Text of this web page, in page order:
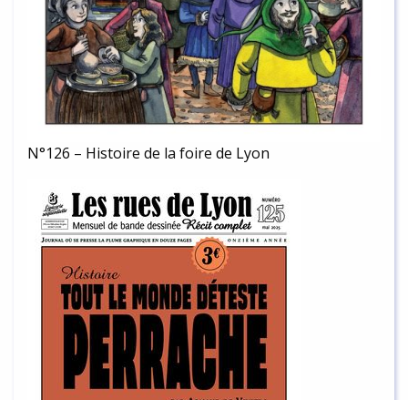
N°126 – Histoire de la foire de Lyon